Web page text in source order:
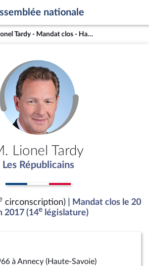
nationale
M. Lionel Tardy - Mandat clos - Haute-Savoie (2e circonscription)
Lionel Tardy
Les Républicains
circonscription)
| Mandat clos le 20
2017 (14e législature)
à Annecy (Haute-Savoie)